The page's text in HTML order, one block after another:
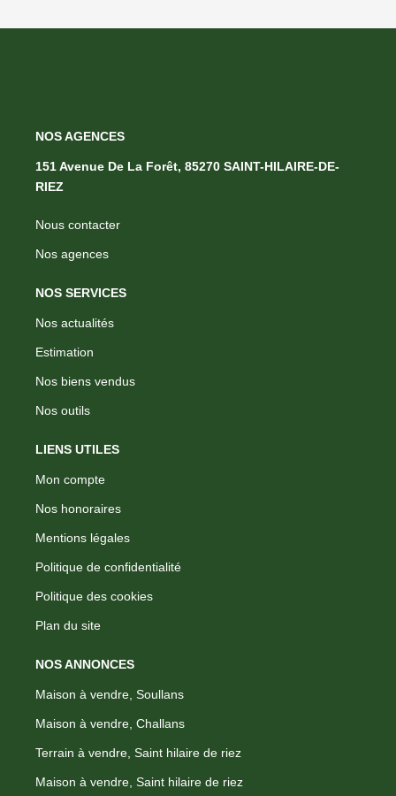
NOS AGENCES
151 Avenue De La Forêt, 85270 SAINT-HILAIRE-DE-
RIEZ
Nous contacter
Nos agences
NOS SERVICES
Nos actualités
Estimation
Nos biens vendus
Nos outils
LIENS UTILES
Mon compte
Nos honoraires
Mentions légales
Politique de confidentialité
Politique des cookies
Plan du site
NOS ANNONCES
Maison à vendre, Soullans
Maison à vendre, Challans
Terrain à vendre, Saint hilaire de riez
Maison à vendre, Saint hilaire de riez